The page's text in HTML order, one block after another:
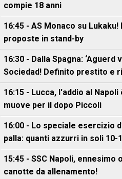
compie 18 anni
16:45 - AS Monaco su
proposte in stand-by
16:30 - Dalla Spagna: ‘Aguerd
Sociedad! Definito prestito e
16:15 - Lucca, l'addio al
muove per il dopo Piccoli
16:00 - Lo speciale esercizio
palla: quanti azzurri in soli 10-
15:45 - SSC Napoli, ennesimo
canotte da allenamento!